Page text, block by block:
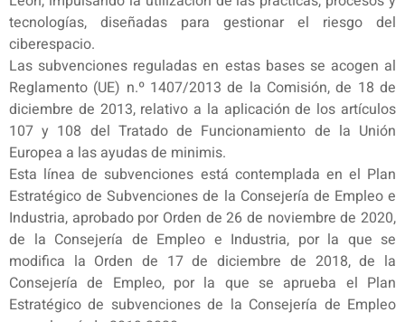
tecnologías, diseñadas para gestionar el riesgo del
ciberespacio.
Las subvenciones reguladas en estas bases se acogen al
Reglamento (UE) n.º 1407/2013 de la Comisión, de 18 de
diciembre de 2013, relativo a la aplicación de los artículos
107 y 108 del Tratado de Funcionamiento de la Unión
Europea a las ayudas de minimis.
Esta línea de subvenciones está contemplada en el Plan
Estratégico de Subvenciones de la Consejería de Empleo e
Industria, aprobado por Orden de 26 de noviembre de 2020,
de la Consejería de Empleo e Industria, por la que se
modifica la Orden de 17 de diciembre de 2018, de la
Consejería de Empleo, por la que se aprueba el Plan
Estratégico de subvenciones de la Consejería de Empleo